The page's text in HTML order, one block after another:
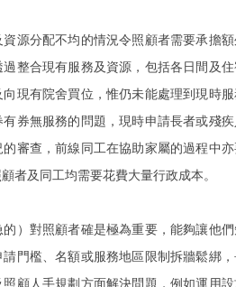
源分配不均的情況令照顧者需要承擔
整合現有服務及資源，包括各日間及
現有院舍買位，惟仍未能處理到現時
券無服務的問題，現時申請長者或殘
審查，前線同工在協助家屬的過程中
者及同工均需要花費大量行政成本。
）對照顧者確是極為重要，能夠讓他
門檻、名額或服務地區限制拆牆鬆綁
顧人手規劃方面解決問題，例如運用